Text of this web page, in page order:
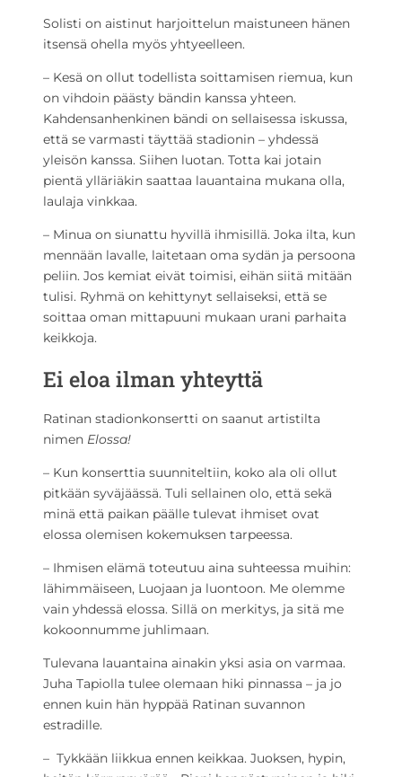
Solisti on aistinut harjoittelun maistuneen hänen
itsensä ohella myös yhtyeelleen.
– Kesä on ollut todellista soittamisen riemua, kun
on vihdoin päästy bändin kanssa yhteen.
Kahdensanhenkinen bändi on sellaisessa iskussa,
että se varmasti täyttää stadionin – yhdessä
yleisön kanssa. Siihen luotan. Totta kai jotain
pientä ylläriäkin saattaa lauantaina mukana olla,
laulaja vinkkaa.
– Minua on siunattu hyvillä ihmisillä. Joka ilta, kun
mennään lavalle, laitetaan oma sydän ja persoona
peliin. Jos kemiat eivät toimisi, eihän siitä mitään
tulisi. Ryhmä on kehittynyt sellaiseksi, että se
soittaa oman mittapuuni mukaan urani parhaita
keikkoja.
Ei eloa ilman yhteyttä
Ratinan stadionkonsertti on saanut artistilta
nimen Elossa!
– Kun konserttia suunniteltiin, koko ala oli ollut
pitkään syväjäässä. Tuli sellainen olo, että sekä
minä että paikan päälle tulevat ihmiset ovat
elossa olemisen kokemuksen tarpeessa.
– Ihmisen elämä toteutuu aina suhteessa muihin:
lähimmäiseen, Luojaan ja luontoon. Me olemme
vain yhdessä elossa. Sillä on merkitys, ja sitä me
kokoonnumme juhlimaan.
Tulevana lauantaina ainakin yksi asia on varmaa.
Juha Tapiolla tulee olemaan hiki pinnassa – ja jo
ennen kuin hän hyppää Ratinan suvannon
estradille.
– Tykkään liikkua ennen keikkaa. Juoksen, hypin,